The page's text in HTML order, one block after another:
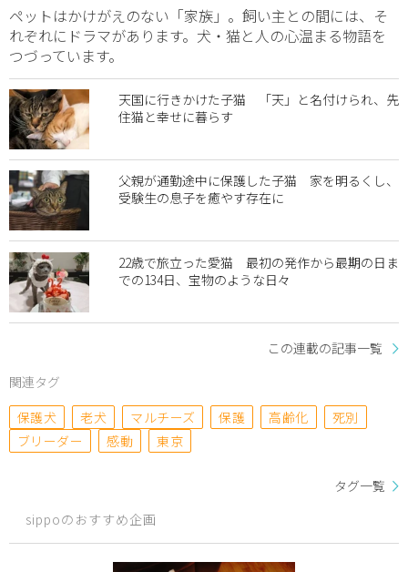
ペットはかけがえのない「家族」。飼い主との間には、そ
れぞれにドラマがあります。犬・猫と人の心温まる物語を
つづっています。
天国に行きかけた子猫 「天」と名付けられ、先
住猫と幸せに暮らす
父親が通勤途中に保護した子猫 家を明るくし、
受験生の息子を癒やす存在に
22歳で旅立った愛猫 最初の発作から最期の日ま
での134日、宝物のような日々
この連載の記事一覧
関連タグ
保護犬
老犬 マルチーズ 保護 高齢化
死別
ブリーダー
感動 東京
タグ一覧
sippoのおすすめ企画